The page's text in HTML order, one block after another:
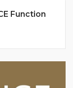
Function